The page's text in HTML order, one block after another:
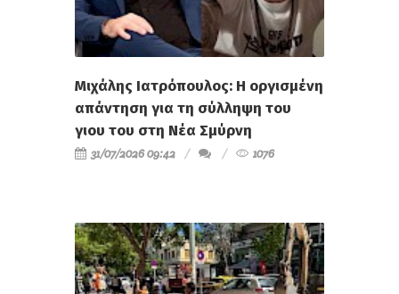
Μιχάλης Ιατρόπουλος: Η οργισμένη
απάντηση για τη σύλληψη του
γιου του στη Νέα Σμύρνη
31/07/2026 09:42 1076